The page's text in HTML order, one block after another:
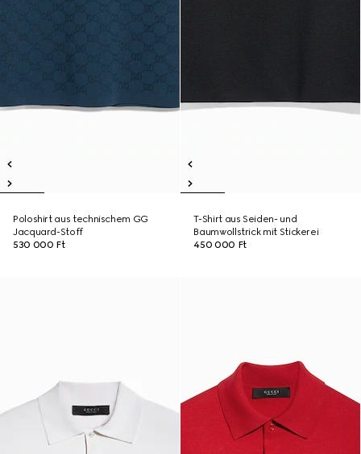
Poloshirt aus technischem GG
Jacquard-Stoff
530 000 Ft
T-Shirt aus Seiden- und
Baumwollstrick mit Stickerei
450 000 Ft